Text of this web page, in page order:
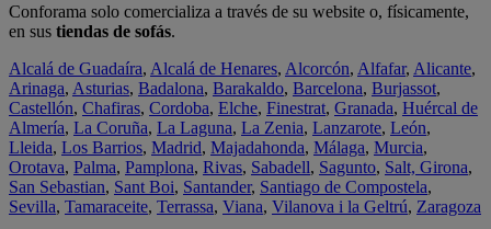
Conforama solo comercializa a través de su website o, físicamente,
en sus tiendas de sofás.
Alcalá de Guadaíra, Alcalá de Henares, Alcorcón, Alfafar, Alicante,
Arinaga, Asturias, Badalona, Barakaldo, Barcelona, Burjassot,
Castellón, Chafiras, Cordoba, Elche, Finestrat, Granada, Huércal de
Almería, La Coruña, La Laguna, La Zenia, Lanzarote, León,
Lleida, Los Barrios, Madrid, Majadahonda, Málaga, Murcia,
Orotava, Palma, Pamplona, Rivas, Sabadell, Sagunto, Salt, Girona,
San Sebastian, Sant Boi, Santander, Santiago de Compostela,
Sevilla, Tamaraceite, Terrassa, Viana, Vilanova i la Geltrú, Zaragoza